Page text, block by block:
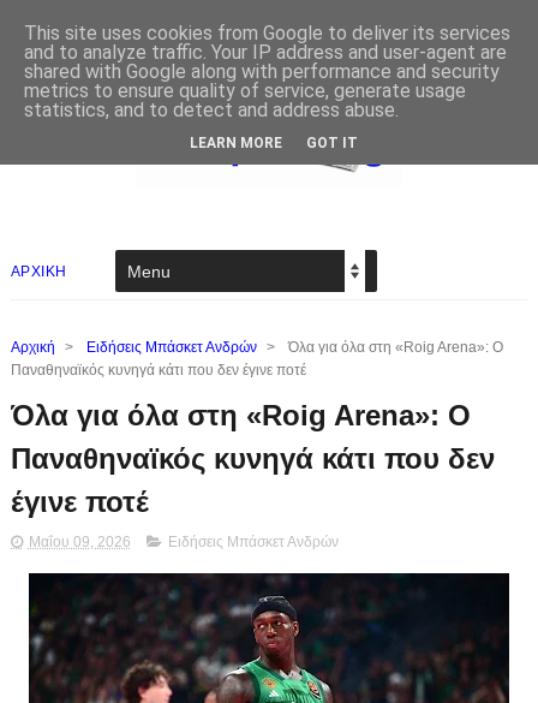
ΑΡΧΙΚΗ
Αρχική > Ειδήσεις Μπάσκετ Ανδρών >
Όλα για όλα στη «Roig Arena»: Ο
Παναθηναϊκός κυνηγά κάτι που δεν έγινε ποτέ
Όλα για όλα στη «Roig Arena»: Ο
Παναθηναϊκός κυνηγά κάτι που δεν
έγινε ποτέ
Μαΐου 09, 2026 Ειδήσεις Μπάσκετ Ανδρών
This site uses cookies from Google to deliver its services
and to analyze traffic. Your IP address and user-agent are
shared with Google along with performance and security
metrics to ensure quality of service, generate usage
statistics, and to detect and address abuse.
LEARN MORE GOT IT